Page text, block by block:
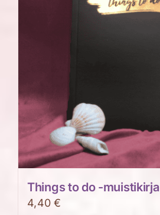
Things to do -muistikirja
4,40€